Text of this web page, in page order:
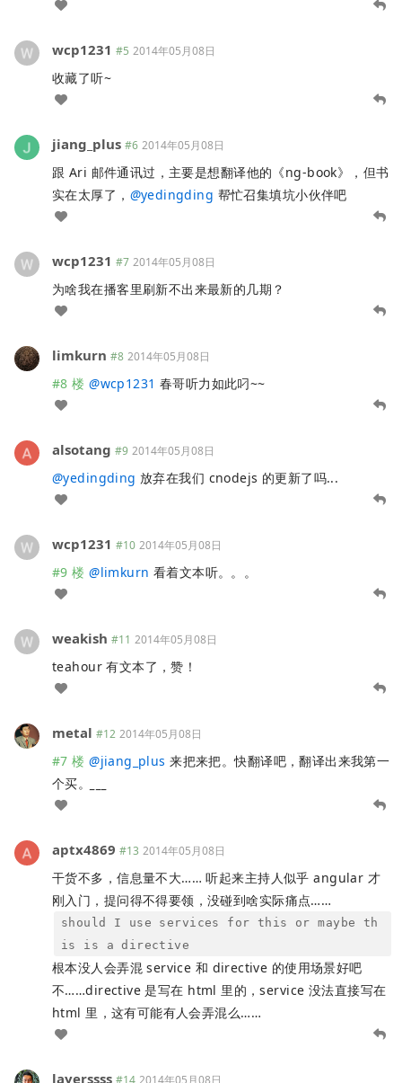
wcp1231 #5 2014年05月08日
收藏了听~
jiang_plus #6 2014年05月08日
跟 Ari 邮件通讯过，主要是想翻译他的《ng-book》，但书
实在太厚了， @yedingding 帮忙召集填坑小伙伴吧
wcp1231 #7 2014年05月08日
为啥我在播客里刷新不出来最新的几期？
limkurn #8 2014年05月08日
#8 楼 @wcp1231 春哥听力如此叼~~
alsotang #9 2014年05月08日
@yedingding 放弃在我们 cnodejs 的更新了吗...
wcp1231 #10 2014年05月08日
#9 楼 @limkurn 看着文本听。。。
weakish #11 2014年05月08日
teahour 有文本了，赞！
metal #12 2014年05月08日
#7 楼 @jiang_plus 来把来把。快翻译吧，翻译出来我第一
个买。
aptx4869 #13 2014年05月08日
干货不多，信息量不大…… 听起来主持人似乎 angular 才
刚入门，提问得不得要领，没碰到啥实际痛点……
should I use services for this or maybe th
is is a directive
根本没人会弄混 service 和 directive 的使用场景好吧
不……directive 是写在 html 里的，service 没法直接写在
html 里，这有可能有人会弄混么……
layerssss #14 2014年05月08日